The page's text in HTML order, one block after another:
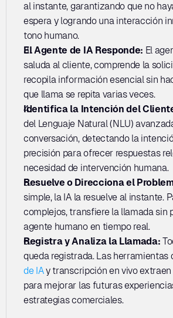
al instante, garantizando que no
espera y logrando una interacción
tono humano.
El Agente de IA Responde: El
saluda al cliente, comprende la
recopila información esencial sin
que llama se repita varias veces.
Identifica la Intención del
del Lenguaje Natural (NLU)
conversación, detectando la
precisión para ofrecer respuestas
necesidad de intervención humana.
Resuelve o Direcciona el
simple, la IA la resuelve al instante.
complejos, transfiere la llamada sin
agente humano en tiempo real.
Registra y Analiza la Llamada:
queda registrada. Las herramientas
de IA y transcripción en vivo
para mejorar las futuras
estrategias comerciales.